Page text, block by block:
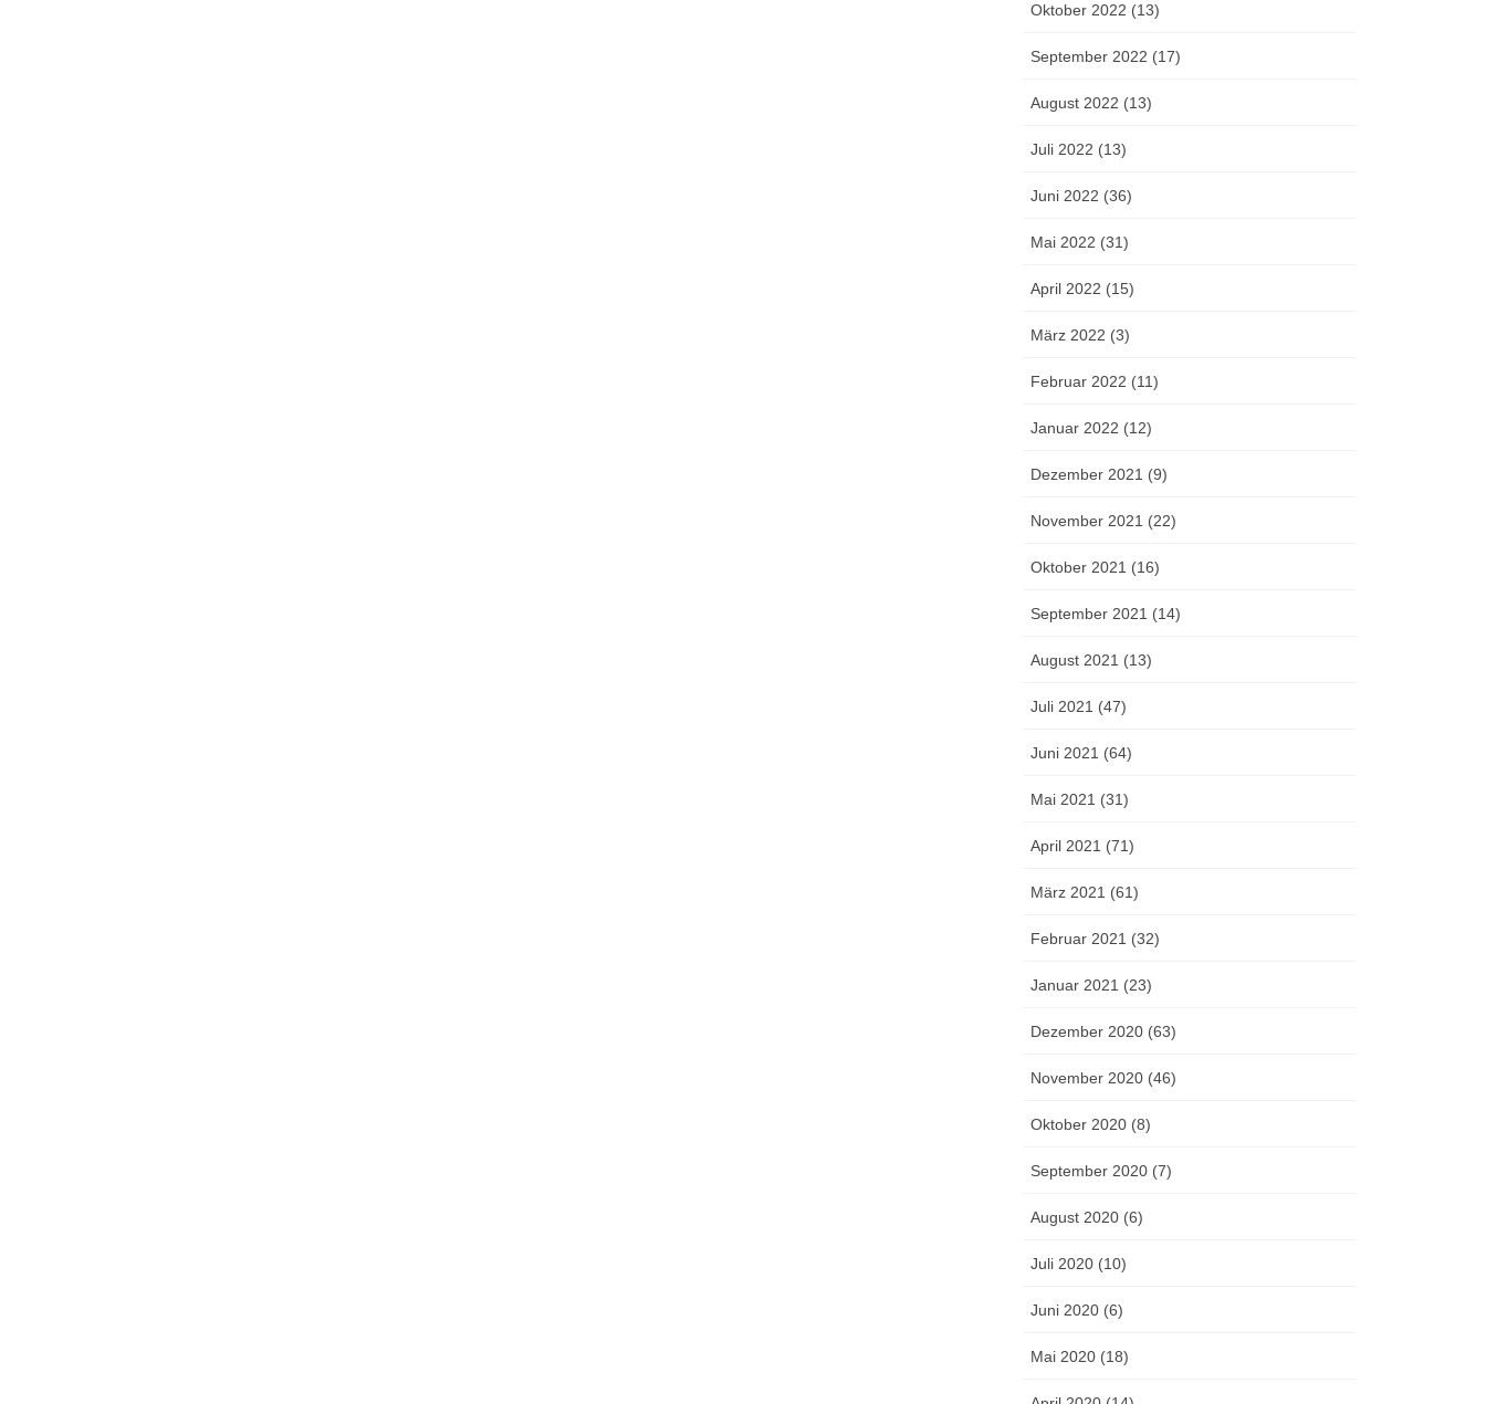
Oktober 2022 (13)
September 2022 (17)
August 2022 (13)
Juli 2022 (13)
Juni 2022 (36)
Mai 2022 (31)
April 2022 (15)
März 2022 (3)
Februar 2022 (11)
Januar 2022 (12)
Dezember 2021 (9)
November 2021 (22)
Oktober 2021 (16)
September 2021 (14)
August 2021 (13)
Juli 2021 (47)
Juni 2021 (64)
Mai 2021 (31)
April 2021 (71)
März 2021 (61)
Februar 2021 (32)
Januar 2021 (23)
Dezember 2020 (63)
November 2020 (46)
Oktober 2020 (8)
September 2020 (7)
August 2020 (6)
Juli 2020 (10)
Juni 2020 (6)
Mai 2020 (18)